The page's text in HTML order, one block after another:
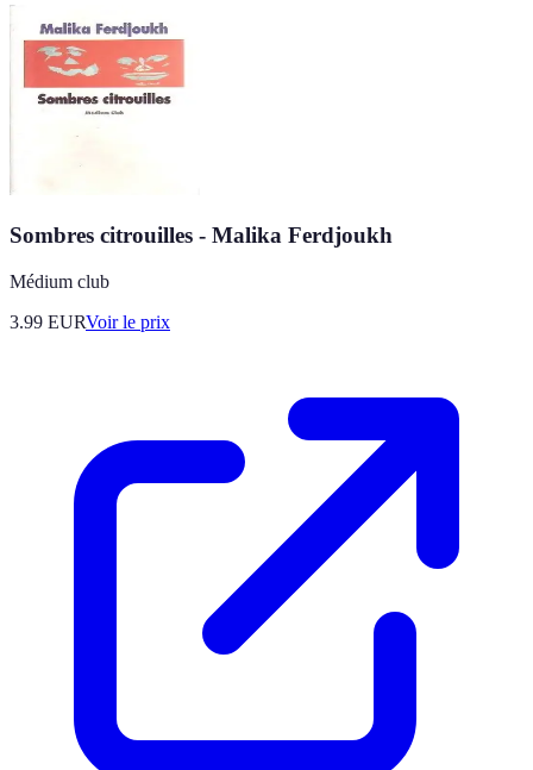
Sombres citrouilles - Malika Ferdjoukh
Médium club
3.99 EURVoir le prix